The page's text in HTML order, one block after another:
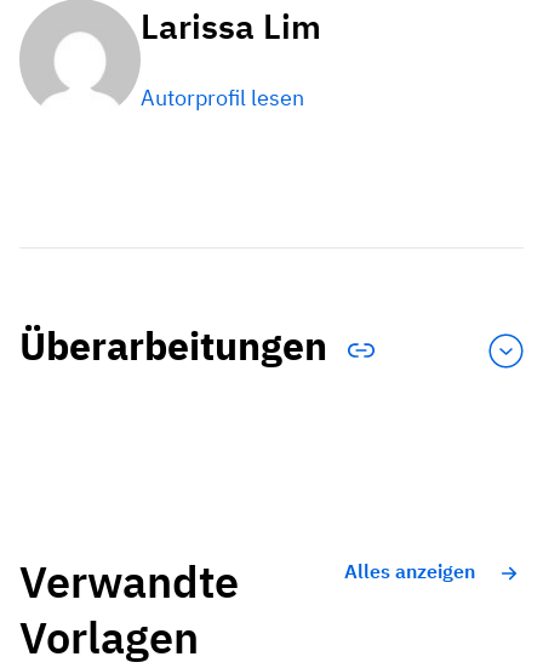
Larissa Lim
Autorprofil lesen
Überarbeitungen
Verwandte
Vorlagen
Alles anzeigen